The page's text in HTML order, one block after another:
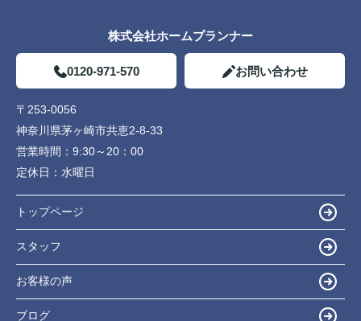
株式会社ホームプランナー
0120-971-570 お問い合わせ
〒253-0056
神奈川県茅ヶ崎市共恵2-8-33
営業時間： 9:30～20：00
定休日： 水曜日
トップページ
スタッフ
お客様の声
ブログ